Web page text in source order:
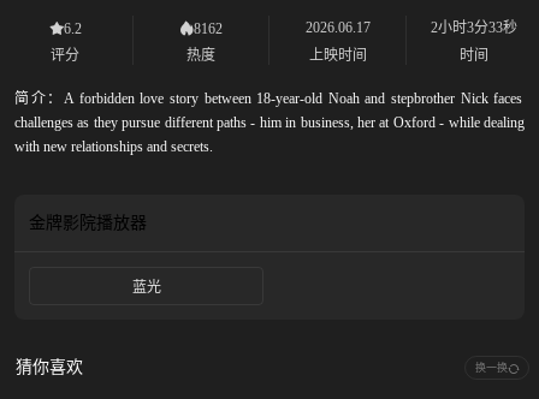
6.2
评分
8162
热度
2026.06.17
上映时间
2小时3分33秒
时间
简介： A forbidden love story between 18-year-old Noah and stepbrother Nick faces
challenges as they pursue different paths - him in business, her at Oxford - while dealing
with new relationships and secrets.
金牌影院播放器
蓝光
猜你喜欢 换一换